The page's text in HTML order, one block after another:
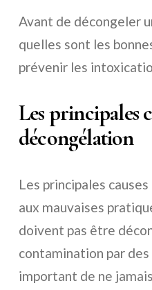
Avant de décongeler
quelles sont les
prévenir les
Les principales
décongélation
Les principales
aux mauvaises
doivent pas être
contamination par
important de ne